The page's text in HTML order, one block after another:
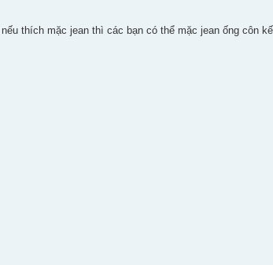
thích mặc jean thì các bạn có thể mặc jean ống côn